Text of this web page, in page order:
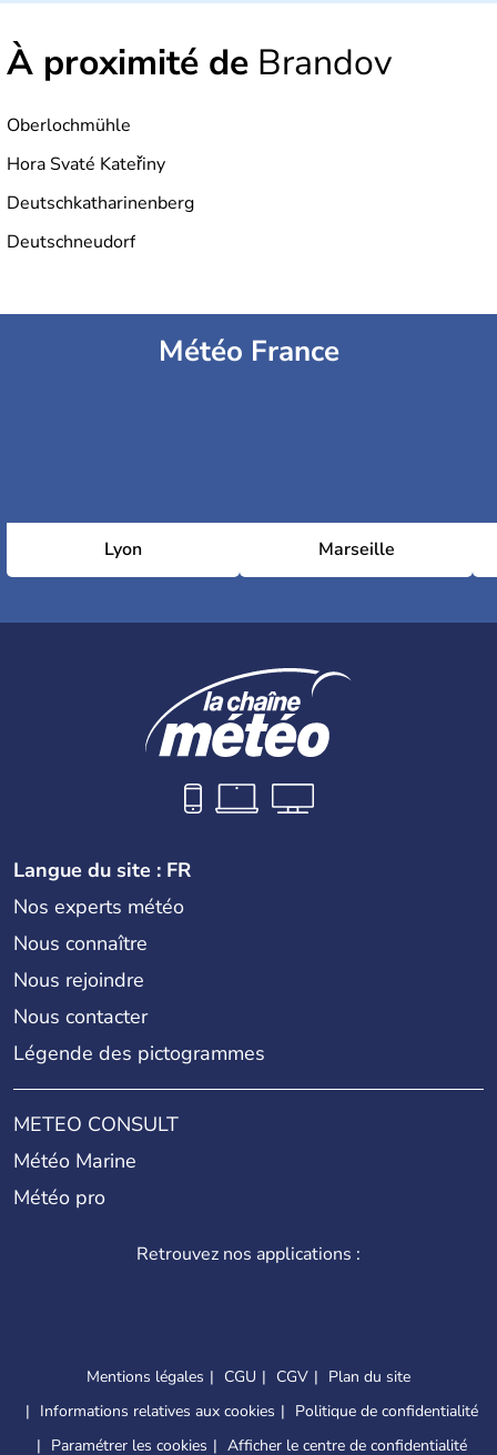
À proximité de Brandov
Oberlochmühle
Hora Svaté Kateřiny
Deutschkatharinenberg
Deutschneudorf
Météo France
Lyon Marseille
Langue du site : FR
Nos experts météo
Nous connaître
Nous rejoindre
Nous contacter
Légende des pictogrammes
METEO CONSULT
Météo Marine
Météo pro
Retrouvez nos applications :
Mentions légales CGU CGV
Plan du site
Informations relatives aux cookies
Politique de confidentialité
Paramétrer les cookies
Afficher le centre de confidentialité